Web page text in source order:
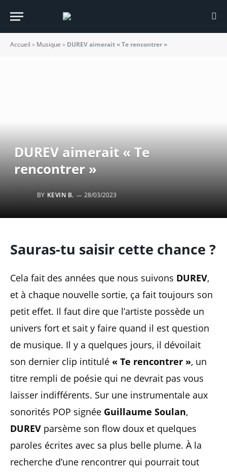
Accueil » Musique » DUREV aimerait « Te rencontrer »
DUREV aimerait « Te
rencontrer »
BY KEVIN B. 28/03/2023
Sauras-tu saisir cette chance ?
Cela fait des années que nous suivons DUREV,
et à chaque nouvelle sortie, ça fait toujours son
petit effet. Il faut dire que l’artiste possède un
univers fort et sait y faire quand il est question
de musique. Il y a quelques jours, il dévoilait
son dernier clip intitulé « Te rencontrer », un
titre rempli de poésie qui ne devrait pas vous
laisser indifférents. Sur une instrumentale aux
sonorités POP signée Guillaume Soulan,
DUREV parsème son flow doux et quelques
paroles écrites avec sa plus belle plume. À la
recherche d’une rencontrer qui pourrait tout